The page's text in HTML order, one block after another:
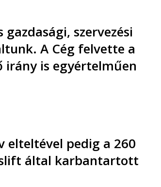
szervezési
A Cég felvette a
irány is egyértelműen
elteltével pedig a 260
által karbantartott